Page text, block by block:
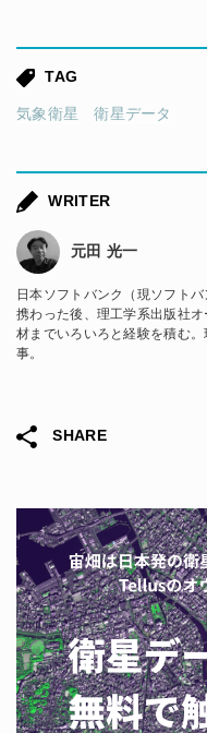
TAG
気象衛星 衛星データ
WRITER
元田 光一
日本ソフトバンク（現ソフト
携わった後、理工学系出版社
材までいろいろと経験を積む
事。
SHARE